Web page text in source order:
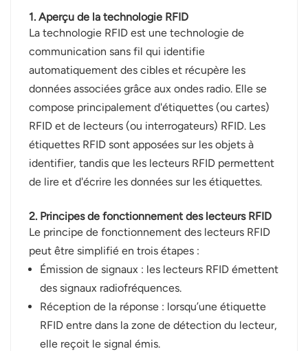
Türk
Ελληνικά
Melayu
Polski
แบบไทย
Tiếng Việt
Indonesia
norsk
1. Aperçu de la technologie RFID
La technologie RFID est une technologie de
communication sans fil qui identifie
automatiquement des cibles et récupère les
données associées grâce aux ondes radio. Elle se
compose principalement d'étiquettes (ou cartes)
RFID et de lecteurs (ou interrogateurs) RFID. Les
étiquettes RFID sont apposées sur les objets à
identifier, tandis que les lecteurs RFID permettent
de lire et d'écrire les données sur les étiquettes.
2. Principes de fonctionnement des lecteurs RFID
Le principe de fonctionnement des lecteurs RFID
peut être simplifié en trois étapes :
Émission de signaux : les lecteurs RFID émettent
des signaux radiofréquences.
Réception de la réponse : lorsqu’une étiquette
RFID entre dans la zone de détection du lecteur,
elle reçoit le signal émis.